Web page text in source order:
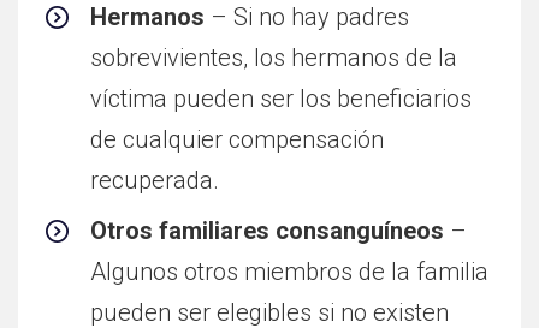
Hermanos – Si no hay padres
sobrevivientes, los hermanos de la
víctima pueden ser los beneficiarios
de cualquier compensación
recuperada.
Otros familiares consanguíneos –
Algunos otros miembros de la familia
pueden ser elegibles si no existen